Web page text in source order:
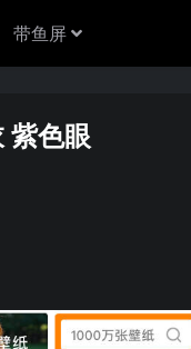
带鱼屏
紫色眼